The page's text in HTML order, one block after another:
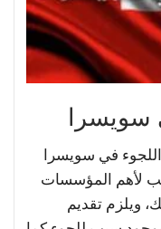
في سويسرا
لأهم المؤسسات
ويلزم تقديم